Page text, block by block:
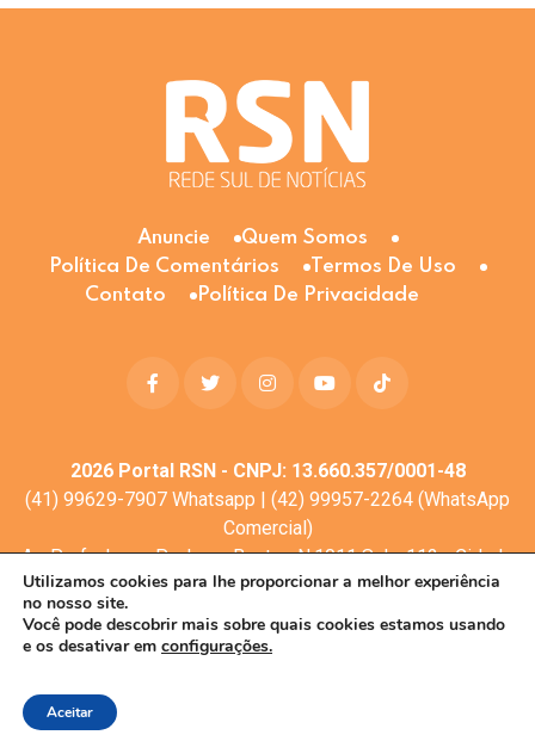
Anuncie
Quem Somos
Política De Comentários
Termos De Uso
Contato
Política De Privacidade
2026Portal RSN - CNPJ: 13.660.357/0001-48
(41) 99629-7907 Whatsapp | (42) 99957-2264 (WhatsApp
Comercial)
Av. Profa. Laura Pacheco Bastos N:1011 Sala: 112 - Cidade
dos Lagos, Guarapuava - PR, 85053-525
© Todos os direitos reservados
Utilizamos cookies para lhe proporcionar a melhor experiência
no nosso site.
Você pode descobrir mais sobre quais cookies estamos usando
e os desativar em configurações.
Aceitar